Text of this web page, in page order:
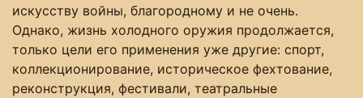
искусству войны, благородному и не очень.
Однако, жизнь холодного оружия продолжается,
только цели его применения уже другие: спорт,
коллекционирование, историческое фехтование,
реконструкция, фестивали, театральные